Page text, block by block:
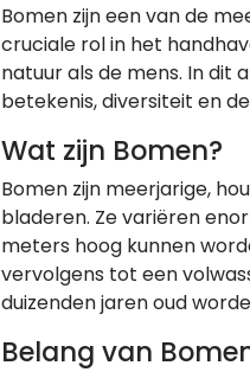
Bomen zijn een van de
cruciale rol in het
natuur als de mens. In dit
betekenis, diversiteit en
Wat zijn Bomen?
Bomen zijn meerjarige,
bladeren. Ze variëren
meters hoog kunnen
vervolgens tot een
duizenden jaren oud
Belang van